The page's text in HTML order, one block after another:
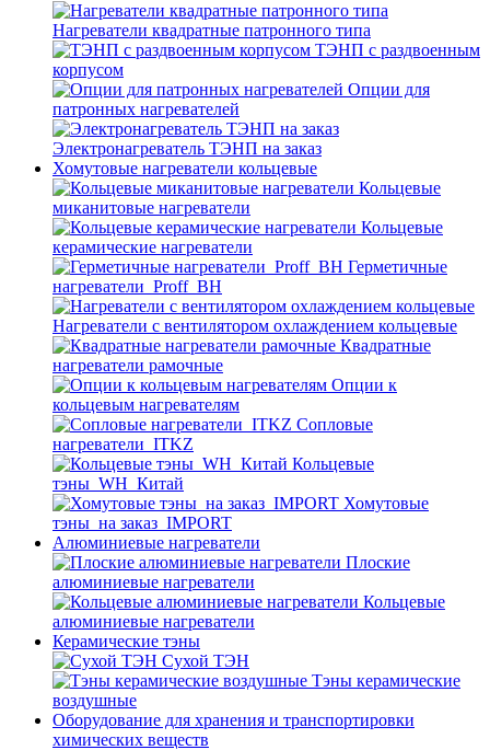
Нагреватели квадратные патронного типа
ТЭНП с раздвоенным
корпусом
Опции для
патронных нагревателей
Электронагреватель ТЭНП на заказ
Хомутовые нагреватели кольцевые
Кольцевые
миканитовые нагреватели
Кольцевые
керамические нагреватели
Герметичные
нагреватели_Proff_BH
Нагреватели с вентилятором охлаждением кольцевые
Квадратные
нагреватели рамочные
Опции к
кольцевым нагревателям
Cопловые
нагреватели_ITKZ
Кольцевые
тэны_WH_Китай
Хомутовые
тэны_на заказ_IMPORT
Алюминиевые нагреватели
Плоские
алюминиевые нагреватели
Кольцевые
алюминиевые нагреватели
Керамические тэны
Сухой ТЭН
Тэны керамические
воздушные
Оборудование для хранения и транспортировки
химических веществ